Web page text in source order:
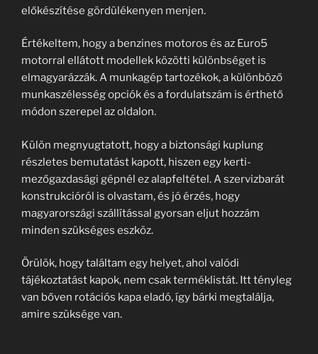
előkészítése gördülékenyen menjen.
Értékeltem, hogy a benzines motoros és az Euro5
motorral ellátott modellek közötti különbséget is
elmagyarázzák. A munkagép tartozékok, a különböző
munkaszélesség opciók és a fordulatszám is érthető
módon szerepel az oldalon.
Külön megnyugtatott, hogy a biztonsági kuplung
részletes bemutatást kapott, hiszen egy kerti-
mezőgazdasági gépnél ez alapfeltétel. A szervizbarát
konstrukcióról is olvastam, és jó érzés, hogy
magyarországi szállítással gyorsan eljut hozzám
minden szükséges eszköz.
Örülök, hogy találtam egy helyet, ahol valódi
tájékoztatást kapok, nem csak terméklistát. Itt tényleg
van bőven rotációs kapa eladó, így bárki megtalálja,
amire szüksége van.